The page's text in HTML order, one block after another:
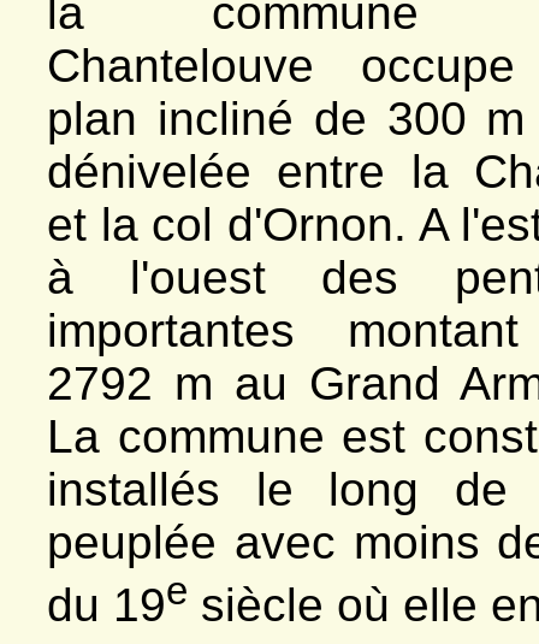
la commune
Chantelouve
plan incliné de 300 m
dénivelée entre la
et la col d'Ornon. A
à l'ouest des
importantes
2792 m au Grand
La commune est
installés le long de
peuplée avec moins
du 19e siècle où elle